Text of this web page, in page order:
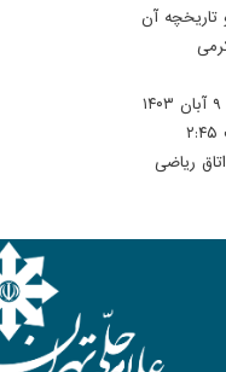
تاریخچه آن
ریاضی